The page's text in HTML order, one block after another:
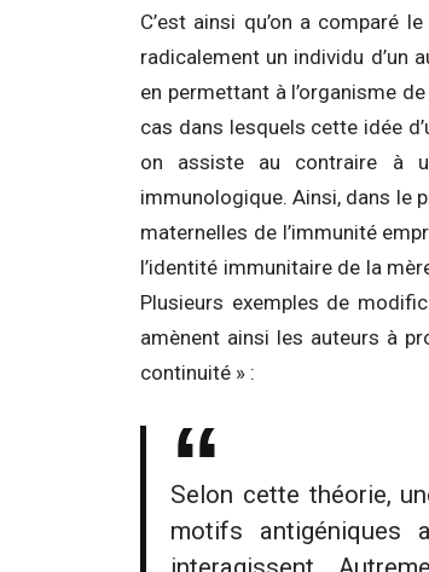
C’est ainsi qu’on a comparé
radicalement un individu d’un
en permettant à l’organisme
cas dans lesquels cette idée
on assiste au contraire à
immunologique. Ainsi, dans le
maternelles de l’immunité
l’identité immunitaire de la
Plusieurs exemples de
amènent ainsi les auteurs à
continuité » :
Selon cette théorie,
motifs antigéniques